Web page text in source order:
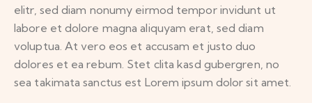
elitr, sed diam nonumy eirmod tempor invidunt ut
labore et dolore magna aliquyam erat, sed diam
voluptua. At vero eos et accusam et justo duo
dolores et ea rebum. Stet clita kasd gubergren, no
sea takimata sanctus est Lorem ipsum dolor sit amet.